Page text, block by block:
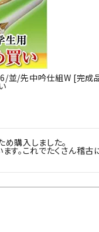
/先中吟仕組W [完成
購入しました。
す。これでたくさん稽古